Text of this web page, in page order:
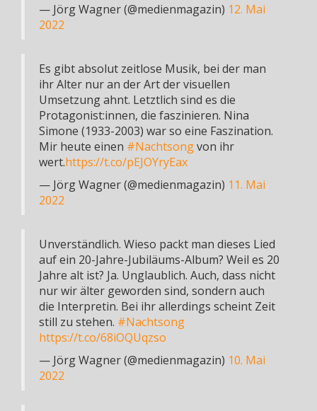
— Jörg Wagner (@medienmagazin) 12. Mai
2022
Es gibt absolut zeitlose Musik, bei der man
ihr Alter nur an der Art der visuellen
Umsetzung ahnt. Letztlich sind es die
Protagonist:innen, die faszinieren. Nina
Simone (1933-2003) war so eine Faszination.
Mir heute einen #Nachtsongvon ihr
wert.https://t.co/pEJOYryEax
— Jörg Wagner (@medienmagazin) 11. Mai
2022
Unverständlich. Wieso packt man dieses Lied
auf ein 20-Jahre-Jubiläums-Album? Weil es 20
Jahre alt ist? Ja. Unglaublich. Auch, dass nicht
nur wir älter geworden sind, sondern auch
die Interpretin. Bei ihr allerdings scheint Zeit
still zu stehen. #Nachtsong
https://t.co/68iOQUqzso
— Jörg Wagner (@medienmagazin) 10. Mai
2022